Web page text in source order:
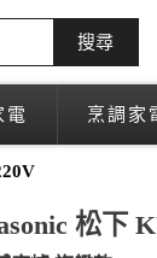
搜尋
電 烹調家
松下